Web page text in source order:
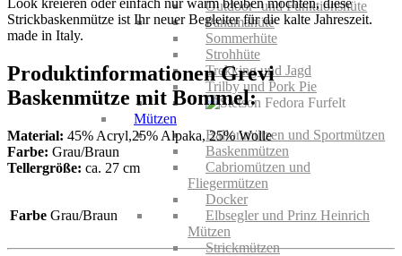
Outdoor- und Funktionshüte
Panamahüte
Sommerhüte
Strohhüte
Trekking und Jagd
Trilby und Pork Pie
Mützen
Ballonmützen und Sportmützen
Baskenmützen
Cabriomützen und
Fliegermützen
Docker
Elbsegler und Prinz Heinrich
Mützen
Strickmützen
Strickbaskenmütze ist Ihr neuer Begleiter für die kalte Jahreszeit.
made in Italy.
Produktinformationen Grevi
Baskenmütze mit Bommel:
Material: 45% Acryl,25% Alpaka, 25% Wolle
Farbe: Grau/Braun
Tellergröße: ca. 27 cm
Farbe Grau/Braun